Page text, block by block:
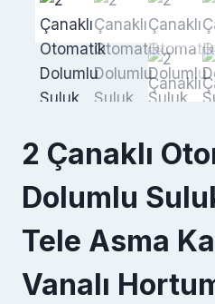
2 Çanaklı
Dolumlu
Tele Asma
Vanalı